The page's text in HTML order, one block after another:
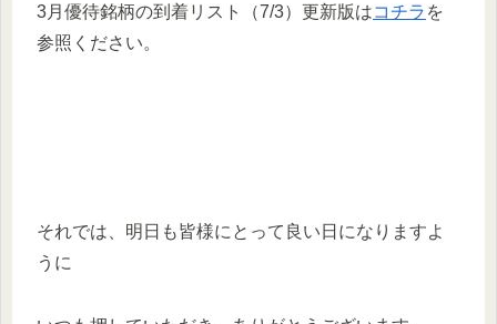
3月優待銘柄の到着リスト（7/3）更新版はコチラ を
参照ください。
それでは、明日も皆様にとって良い日になりますよ
うに